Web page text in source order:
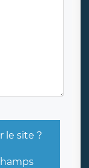
le site ?